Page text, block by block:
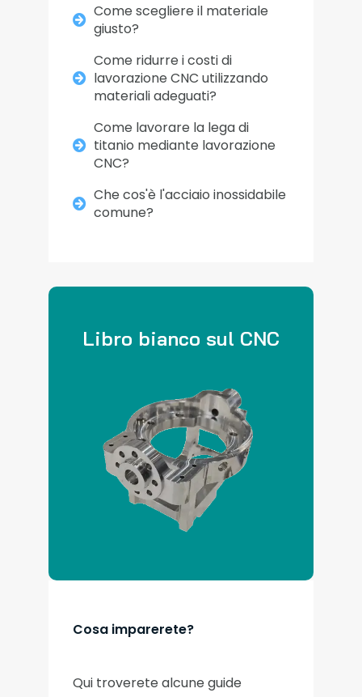
Come scegliere il materiale
giusto?
Come ridurre i costi di
lavorazione CNC utilizzando
materiali adeguati?
Come lavorare la lega di
titanio mediante lavorazione
CNC?
Che cos'è l'acciaio inossidabile
comune?
Libro bianco sul CNC
Cosa imparerete?
Qui troverete alcune guide